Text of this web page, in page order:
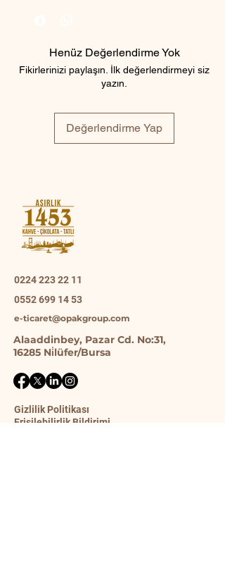
Henüz Değerlendirme Yok
Fikirlerinizi paylaşın. İlk değerlendirmeyi siz
yazın.
Değerlendirme Yap
0224 223 22 11
0552 699 14 53
e-ticaret@opakgroup.com
Alaaddinbey, Pazar Cd. No:31,
16285 Ni̇lüfer/Bursa
Gizlilik Politikası
Erişilebilirlik Bildirimi